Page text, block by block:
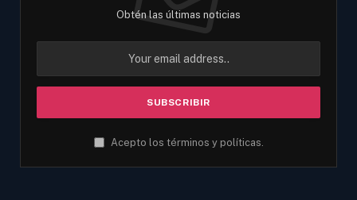
Obtén las últimas noticias
Acepto los términos y políticas.